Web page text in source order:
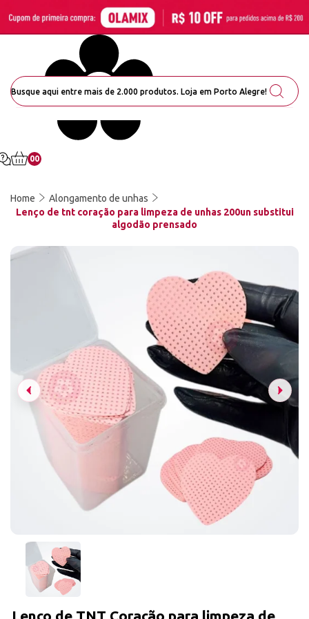
00
Home
Alongamento de unhas
Lenço de tnt coração para limpeza de unhas 200un substitui
algodão prensado
Lenço de TNT Coração para limpeza de